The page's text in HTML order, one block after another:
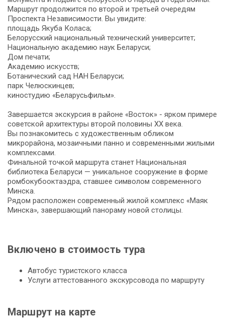
Маршрут продолжится по второй и третьей очередям
Проспекта Независимости. Вы увидите:
площадь Якуба Коласа;
Белорусский национальный технический университет;
Национальную академию наук Беларуси;
Дом печати;
Академию искусств;
Ботанический сад НАН Беларуси;
парк Челюскинцев;
киностудию «Беларусьфильм».
Завершается экскурсия в районе «Восток» - ярком примере
советской архитектуры второй половины XX века.
Вы познакомитесь с художественным обликом
микрорайона, мозаичными панно и современными жилыми
комплексами.
Финальной точкой маршрута станет Национальная
библиотека Беларуси — уникальное сооружение в форме
ромбокубооктаэдра, ставшее символом современного
Минска.
Рядом расположен современный жилой комплекс «Маяк
Минска», завершающий панораму новой столицы.
Включено в стоимость тура
Автобус туристского клас­са
Услуги аттестованного экскурсовода по маршруту
Маршрут на карте